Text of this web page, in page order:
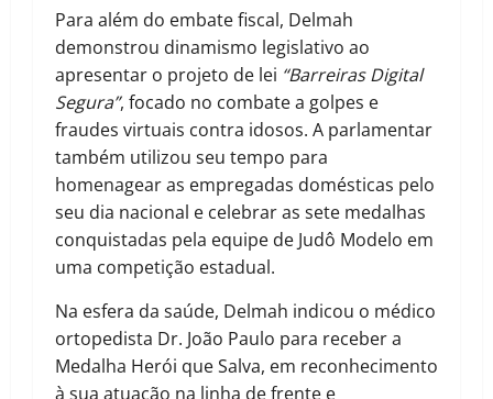
Para além do embate fiscal, Delmah
demonstrou dinamismo legislativo ao
apresentar o projeto de lei “Barreiras Digital
Segura”, focado no combate a golpes e
fraudes virtuais contra idosos. A parlamentar
também utilizou seu tempo para
homenagear as empregadas domésticas pelo
seu dia nacional e celebrar as sete medalhas
conquistadas pela equipe de Judô Modelo em
uma competição estadual.
Na esfera da saúde, Delmah indicou o médico
ortopedista Dr. João Paulo para receber a
Medalha Herói que Salva, em reconhecimento
à sua atuação na linha de frente e